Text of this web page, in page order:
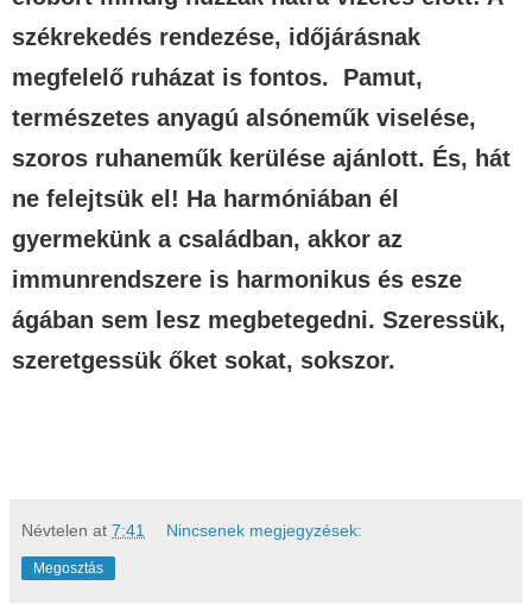
székrekedés rendezése, időjárásnak
megfelelő ruházat is fontos. Pamut,
természetes anyagú alsóneműk viselése,
szoros ruhaneműk kerülése ajánlott. És, hát
ne felejtsük el! Ha harmóniában él
gyermekünk a családban, akkor az
immunrendszere is harmonikus és esze
ágában sem lesz megbetegedni. Szeressük,
szeretgessük őket sokat, sokszor.
Névtelen at 7:41 Nincsenek megjegyzések:
Megosztás